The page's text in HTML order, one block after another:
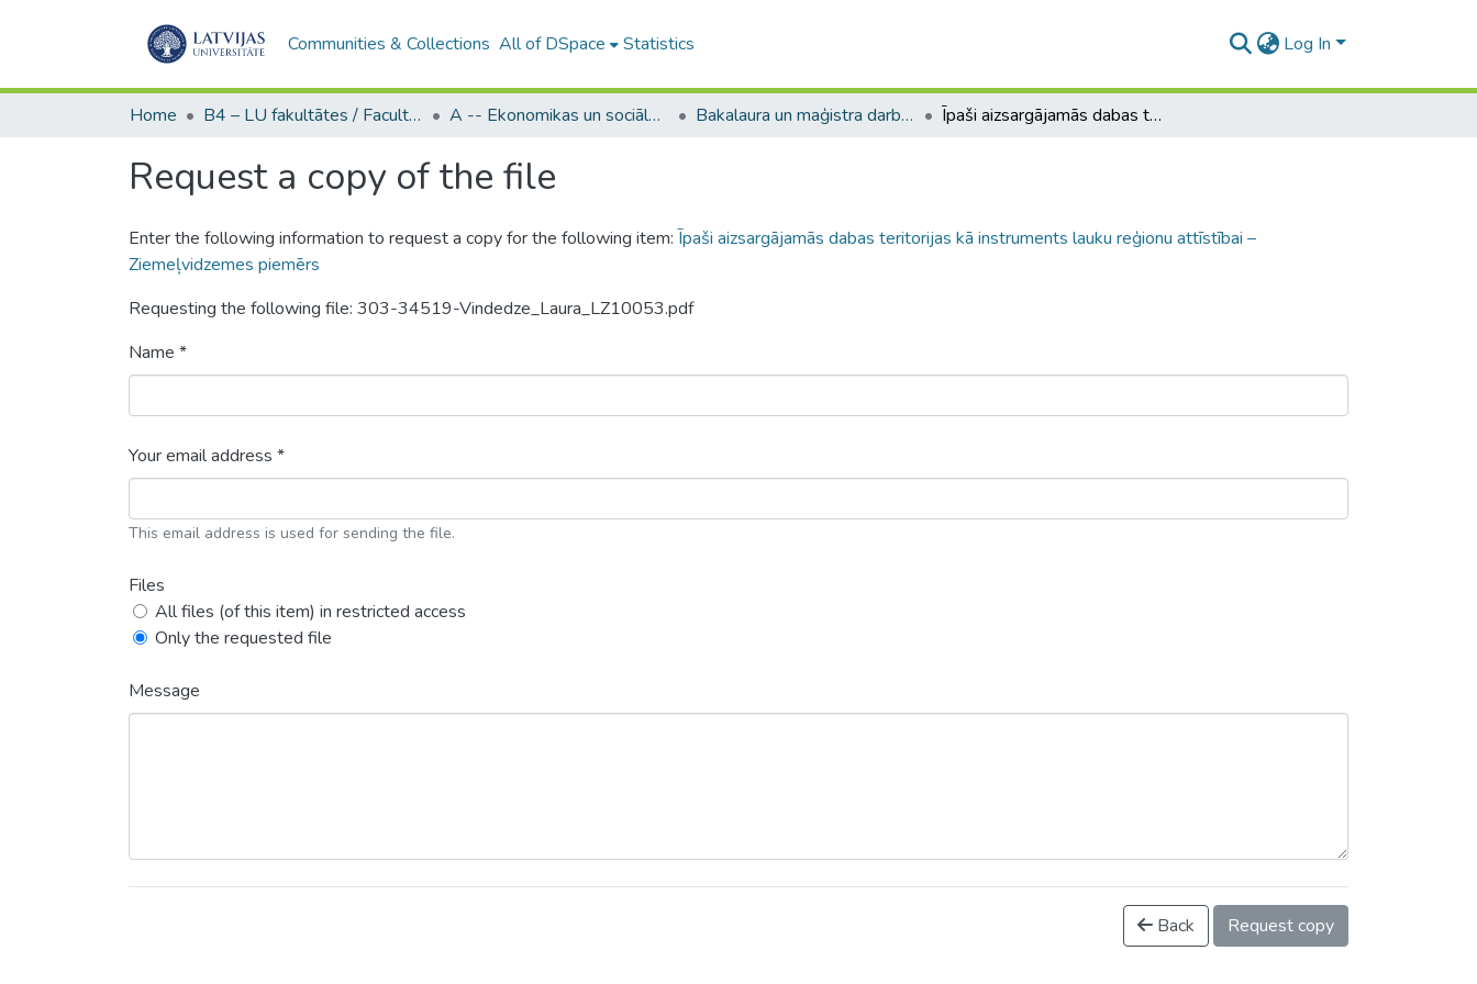
Communities & Collections All of DSpace Statistics Log In
Home B4 – LU fakultātes / Faculties of the UL A -- Ekonomikas un sociālo zinātņu fakultāte / Faculty of Economics and Social Sciences Bakalaura un maģistra darbi (ESZF) / Bachelor's and Master's theses Īpaši aizsargājamās dabas teritorijas kā instruments lauku reģionu attīstībai – Ziemeļvidzemes piemērs
Request a copy of the file
Enter the following information to request a copy for the following item: Īpaši aizsargājamās dabas teritorijas kā instruments lauku reģionu attīstībai –
Ziemeļvidzemes piemērs
Requesting the following file: 303-34519-Vindedze_Laura_LZ10053.pdf
Name *
Your email address *
This email address is used for sending the file.
Files
All files (of this item) in restricted access
Only the requested file
Message
Back Request copy